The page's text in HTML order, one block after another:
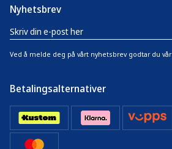
Nyhetsbrev
Ved å melde deg på vårt nyhetsbrev godtar du vår
Betalingsalternativer